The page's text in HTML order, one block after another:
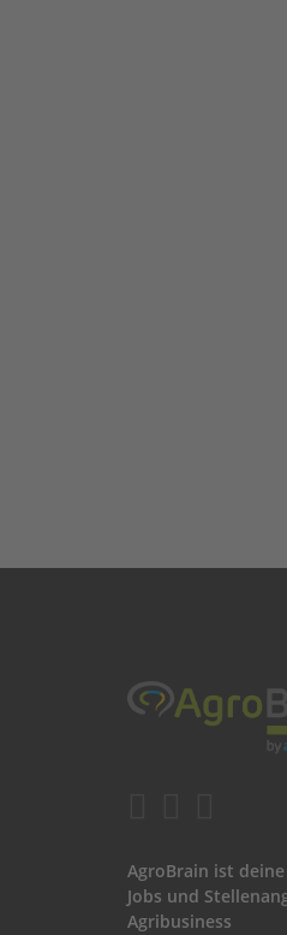
AgroBrain ist
Jobs und
Agribusiness